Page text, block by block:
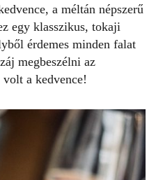
a méltán népszerű
egy klasszikus, tokaji
érdemes minden falat
megbeszélni az
a kedvence!